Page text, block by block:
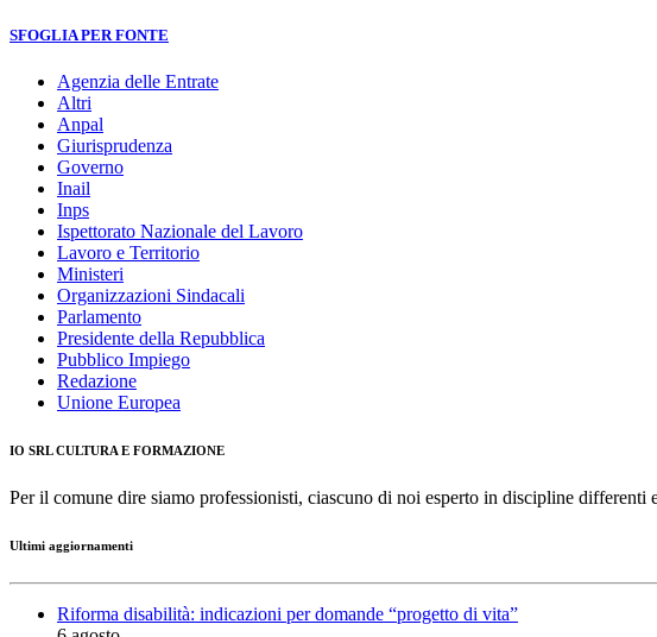
SFOGLIA PER FONTE
Agenzia delle Entrate
Altri
Anpal
Giurisprudenza
Governo
Inail
Inps
Ispettorato Nazionale del Lavoro
Lavoro e Territorio
Ministeri
Organizzazioni Sindacali
Parlamento
Presidente della Repubblica
Pubblico Impiego
Redazione
Unione Europea
IO SRL CULTURA E FORMAZIONE
Per il comune dire siamo professionisti, ciascuno di noi esperto in discipline
Ultimi aggiornamenti
Riforma disabilità: indicazioni per domande “progetto di vita”